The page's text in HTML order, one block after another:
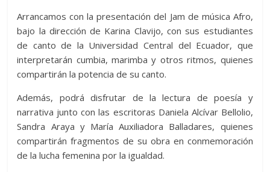
Arrancamos con la presentación del Jam de música Afro,
bajo la dirección de Karina Clavijo, con sus estudiantes
de canto de la Universidad Central del Ecuador, que
interpretarán cumbia, marimba y otros ritmos, quienes
compartirán la potencia de su canto.
Además, podrá disfrutar de la lectura de poesía y
narrativa junto con las escritoras Daniela Alcívar Bellolio,
Sandra Araya y María Auxiliadora Balladares, quienes
compartirán fragmentos de su obra en conmemoración
de la lucha femenina por la igualdad.